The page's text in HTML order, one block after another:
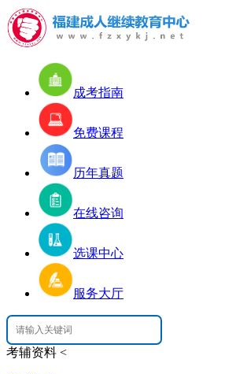
成考指南
免费课程
历年真题
在线咨询
选课中心
服务大厅
考辅资料 <